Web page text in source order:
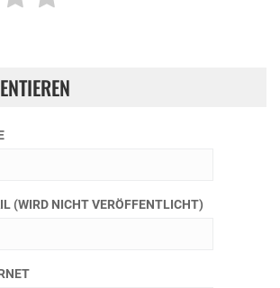
(WIRD NICHT VERÖFFENTLICHT)